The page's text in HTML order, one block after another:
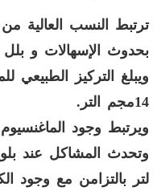
ترتبط النسب العالية
بحدوث الإسهالات و
ويبلغ التركيز الطبيعي
14مجم التر.
ويرتبط وجود